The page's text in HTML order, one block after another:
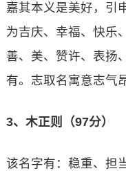
嘉其本义是美好，引
为吉庆、幸福、快乐
善、美、赞许、表扬
有。志取名寓意志气
3、木正则（97分）
该名字有：稳重、担